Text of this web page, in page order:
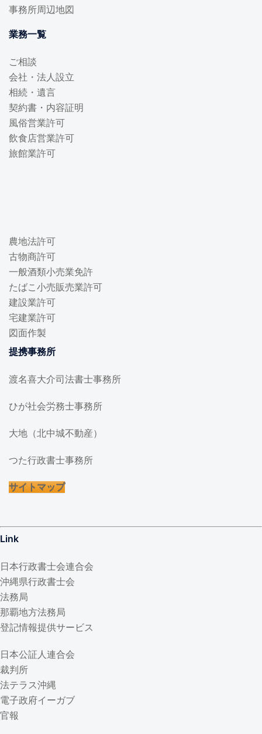
事務所周辺地図
業務一覧
ご相談
会社・法人設立
相続・遺言
契約書・内容証明
風俗営業許可
飲食店営業許可
旅館業許可
農地法許可
古物商許可
一般酒類小売業免許
たばこ小売販売業許可
建設業許可
宅建業許可
図面作製
提携事務所
渡名喜大介司法書士事務所
ひが社会労務士事務所
大地（北中城不動産）
つた行政書士事務所
サイトマップ
Link
日本行政書士会連合会
沖縄県行政書士会
法務局
那覇地方法務局
登記情報提供サービス
日本公証人連合会
裁判所
法テラス沖縄
電子政府イーガブ
官報